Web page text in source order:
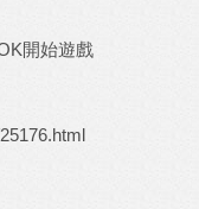
開始遊戲